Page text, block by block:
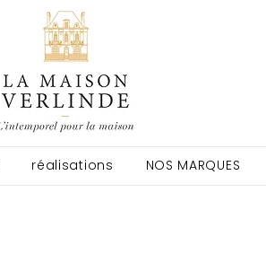
réalisations NOS MARQUES